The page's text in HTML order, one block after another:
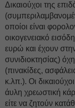
Δικαιούχοι της
οποίοι είναι
οικογενειακό
ευρώ και έχουν
συνιδιοκτησίας)
(πινακίδες,
κ.λπ.). Οι
άυλη χρεωστική
είτε να ζητούν